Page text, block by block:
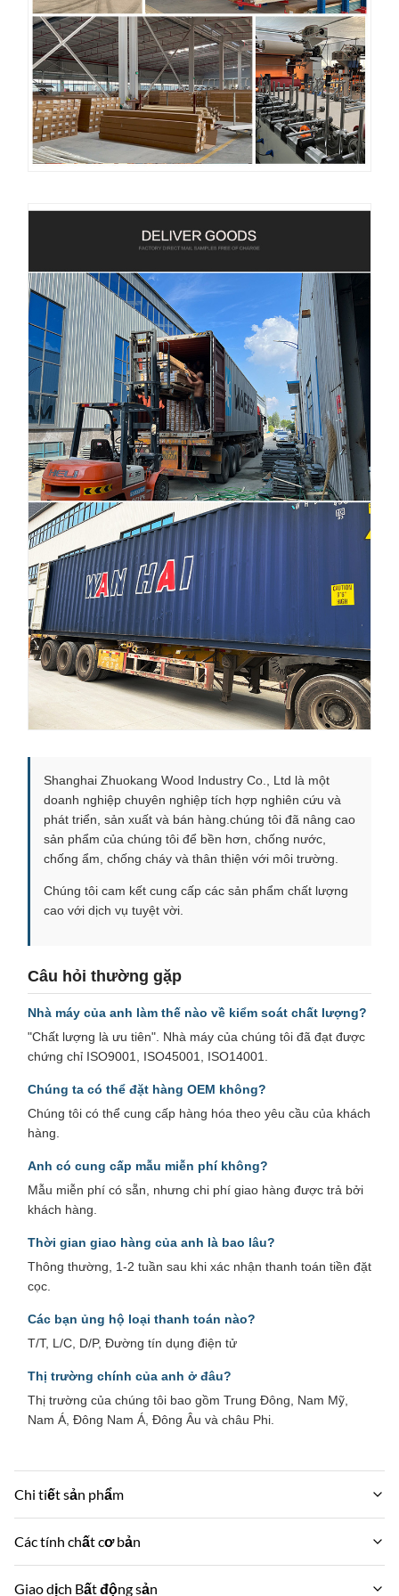
Shanghai Zhuokang Wood Industry Co., Ltd là một
doanh nghiệp chuyên nghiệp tích hợp nghiên cứu và
phát triển, sản xuất và bán hàng.chúng tôi đã nâng cao
sản phẩm của chúng tôi để bền hơn, chống nước,
chống ẩm, chống cháy và thân thiện với môi trường.
Chúng tôi cam kết cung cấp các sản phẩm chất lượng
cao với dịch vụ tuyệt vời.
Câu hỏi thường gặp
Nhà máy của anh làm thế nào về kiểm soát chất lượng?
"Chất lượng là ưu tiên". Nhà máy của chúng tôi đã đạt được
chứng chỉ ISO9001, ISO45001, ISO14001.
Chúng ta có thể đặt hàng OEM không?
Chúng tôi có thể cung cấp hàng hóa theo yêu cầu của khách
hàng.
Anh có cung cấp mẫu miễn phí không?
Mẫu miễn phí có sẵn, nhưng chi phí giao hàng được trả bởi
khách hàng.
Thời gian giao hàng của anh là bao lâu?
Thông thường, 1-2 tuần sau khi xác nhận thanh toán tiền đặt
cọc.
Các bạn ủng hộ loại thanh toán nào?
T/T, L/C, D/P, Đường tín dụng điện tử
Thị trường chính của anh ở đâu?
Thị trường của chúng tôi bao gồm Trung Đông, Nam Mỹ,
Nam Á, Đông Nam Á, Đông Âu và châu Phi.
Chi tiết sản phẩm
Material:
Các tính chất cơ bản
Tên thương hiệu:
Giao dịch Bất động sản